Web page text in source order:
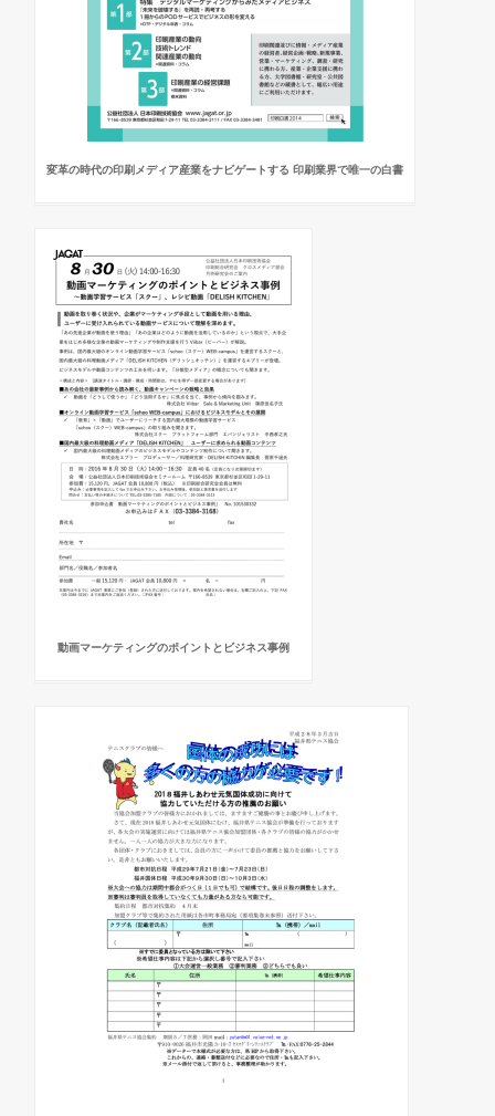
変革の時代の印刷メディア産業をナビゲートする 印刷業界で唯一の白書
動画マーケティングのポイントとビジネス事例